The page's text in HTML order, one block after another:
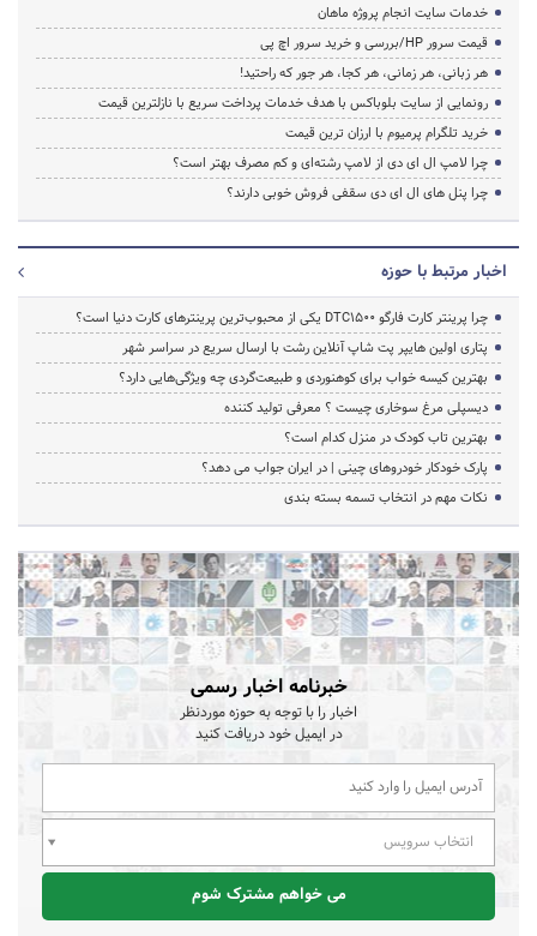
خدمات سایت انجام پروژه ماهان
قیمت سرور HP/بررسی و خرید سرور اچ پی
هر زبانی، هر زمانی، هر کجا، هر جور که راحتید!
رونمایی از سایت بلوباکس با هدف خدمات پرداخت سریع با نازلترین قیمت
خرید تلگرام پرمیوم با ارزان ترین قیمت
چرا لامپ ال ای دی از لامپ رشته‌ای و کم مصرف بهتر است؟
چرا پنل های ال ای دی سقفی فروش خوبی دارند؟
اخبار مرتبط با حوزه
چرا پرینتر کارت فارگو DTC1500 یکی از محبوب‌ترین پرینترهای کارت دنیا است؟
پتاری اولین هایپر پت شاپ آنلاین رشت با ارسال سریع در سراسر شهر
بهترین کیسه خواب برای کوهنوردی و طبیعت‌گردی چه ویژگی‌هایی دارد؟
دیسپلی مرغ سوخاری چیست ؟ معرفی تولید کننده
بهترین تاب کودک در منزل کدام است؟
پارک خودکار خودروهای چینی | در ایران جواب می دهد؟
نکات مهم در انتخاب تسمه بسته بندی
خبرنامه اخبار رسمی
اخبار را با توجه به حوزه موردنظر
در ایمیل خود دریافت کنید
انتخاب سرویس
می خواهم مشترک شوم